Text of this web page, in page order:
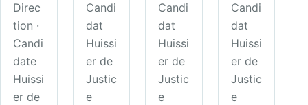
Direc
tion ·
Candi
date
Huissi
er de
Candi
dat
Huissi
er de
Justic
e
Candi
dat
Huissi
er de
Justic
e
Candi
dat
Huissi
er de
Justic
e